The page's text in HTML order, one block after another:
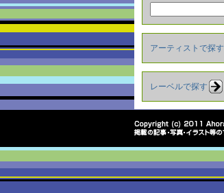
アーティストで探す
レーベルで探す